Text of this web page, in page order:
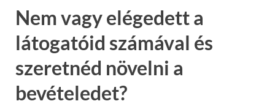
Nem vagy elégedett a
látogatóid számával és
szeretnéd növelni a
bevételedet?